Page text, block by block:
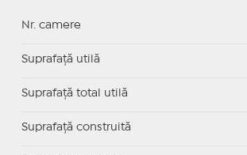
Nr. camere
Suprafaţă utilă
Suprafaţă total utilă
Suprafaţă construită